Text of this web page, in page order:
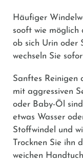
Häufiger
sooft wie möglich
ob sich Urin oder
wechseln Sie
Sanftes Reinigen
mit aggressiven
oder Baby-Öl
etwas Wasser
Stoffwindel und
Trocknen Sie ihn
weichen